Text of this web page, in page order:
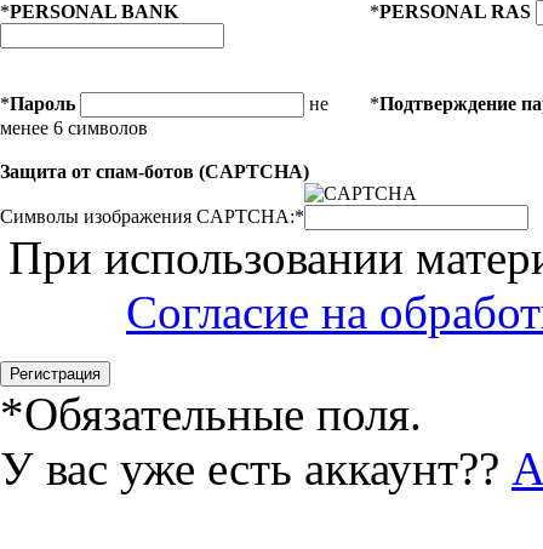
*PERSONAL BANK *PERSONAL RAS
*Пароль
не
менее 6 символов
*Подтверждение
Защита от спам-ботов (CAPTCHA)
Символы изображения CAPTCHA:*
При использовании
Согласие на
*Обязательные поля.
У вас уже есть аккаунт??